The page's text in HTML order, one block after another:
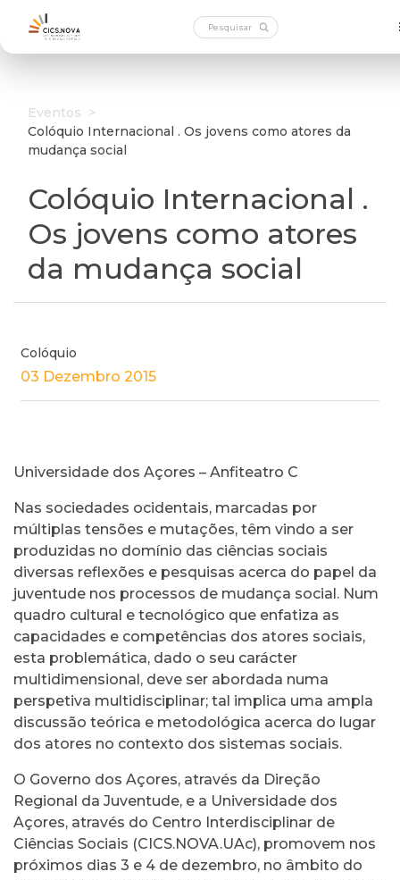
Eventos >
Colóquio Internacional . Os jovens como atores da
mudança social
Colóquio Internacional .
Os jovens como atores
da mudança social
Universidade dos Açores – Anfiteatro C
Nas sociedades ocidentais, marcadas por
múltiplas tensões e mutações, têm vindo a ser
produzidas no domínio das ciências sociais
diversas reflexões e pesquisas acerca do papel da
juventude nos processos de mudança social. Num
quadro cultural e tecnológico que enfatiza as
capacidades e competências dos atores sociais,
esta problemática, dado o seu carácter
multidimensional, deve ser abordada numa
perspetiva multidisciplinar; tal implica uma ampla
discussão teórica e metodológica acerca do lugar
dos atores no contexto dos sistemas sociais.
O Governo dos Açores, através da Direção
Regional da Juventude, e a Universidade dos
Açores, através do Centro Interdisciplinar de
Ciências Sociais (CICS.NOVA.UAc), promovem nos
próximos dias 3 e 4 de dezembro, no âmbito do
Colóquio
03 Dezembro 2015